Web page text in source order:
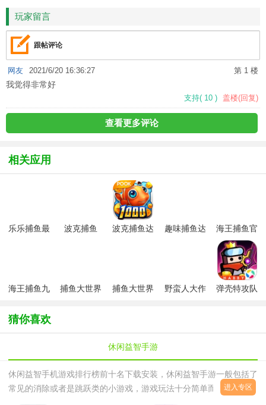
玩家留言
跟帖评论
第 1 楼
网友 2021/6/20 16:36:27
我觉得非常好
支持( 10 ) 盖楼(回复)
查看更多评论
相关应用
乐乐捕鱼最
波克捕鱼
波克捕鱼达
趣味捕鱼达
海王捕鱼官
方最新版
海王捕鱼九
本
捕鱼大世界
捕鱼大世界
野蛮人大作
弹壳特攻队
猜你喜欢
休闲益智手游
休闲益智手机游戏排行榜前十名下载安装，休闲益智手游一般包括了
常见的消除或者是跳跃类的小游戏，游戏玩法十分简单而且也没有什
进入专区